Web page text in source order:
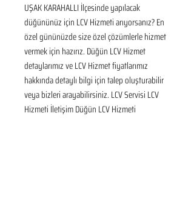
UŞAK KARAHALLI İlçesinde yapılacak
düğününüz için LCV Hizmeti arıyorsanız? En
özel gününüzde size özel çözümlerle hizmet
vermek için hazırız. Düğün LCV Hizmet
detaylarımız ve LCV Hizmet fiyatlarımız
hakkında detaylı bilgi için talep oluşturabilir
veya bizleri arayabilirsiniz. LCV Servisi LCV
Hizmeti İletişim Düğün LCV Hizmeti